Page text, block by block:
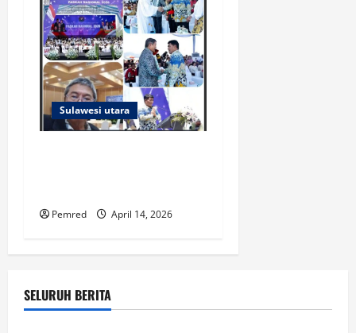
Sulawesi utara
Pemred April 14, 2026
SELURUH BERITA
Uncategorized